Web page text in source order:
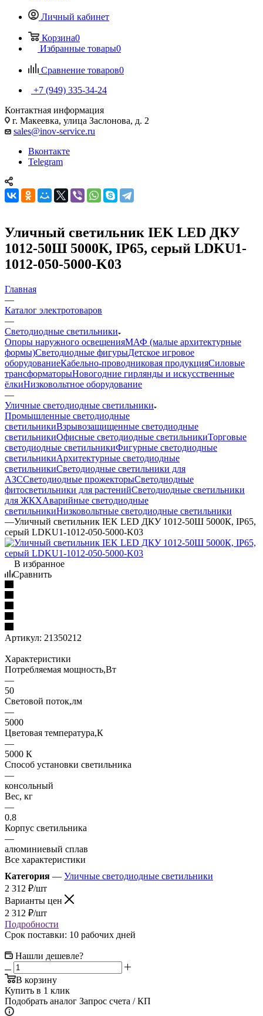
Личный кабинет
Корзина0
Избранные товары0
Сравнение товаров0
+7 (949) 335-34-24
Контактная информация
г. Макеевка, улица Заслонова, д. 2
sales@inov-service.ru
Вконтакте
Telegram
Уличный светильник IEK LED ДКУ
1012-50Ш 5000К, IP65, серый LDKU1-
1012-050-5000-K03
Главная
—
Каталог электротоваров
—
Светодиодные светильники
Опоры наружного освещенияМАФ (малые архитектурные
формы)Светодиодные фигурыДетское игровое
оборудованиеКабельно-проводниковая продукцияСиловые
трансформаторыНовогодние гирлянды и искусственные
ёлкиНизковольтное оборудование
—
Уличные светодиодные светильники
Промышленные светодиодные
светильникиВзрывозащищенные светодиодные
светильникиОфисные светодиодные светильникиТорговые
светодиодные светильникиФигурные светодиодные
светильникиАрхитектурные светодиодные
светильникиСветодиодные светильники для
АЗССветодиодные прожекторыСветодиодные
фитосветильники для растенийСветодиодные светильники
для ЖКХАварийные светодиодные
светильникиНизковольтные светодиодные светильники
—Уличный светильник IEK LED ДКУ 1012-50Ш 5000К, IP65,
серый LDKU1-1012-050-5000-K03
В избранное
Сравнить
Артикул: 21350212
Характеристики
Потребляемая мощность,Вт
—
50
Световой поток,лм
—
5000
Цветовая температура,К
—
5000 К
Способ установки светильника
—
консольный
Вес, кг
—
0.8
Корпус светильника
—
алюминиевый сплав
Все характеристики
Категория — Уличные светодиодные светильники
2 312 ₽/шт
Варианты цен
2 312 ₽/шт
Подробности
Срок поставки: 10 рабочих дней
Нашли дешевле?
В корзину
Купить в 1 клик
Подобрать аналог Запрос счета / КП